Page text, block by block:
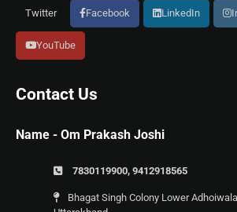
Twitter Facebook LinkedIn
YouTube
Contact Us
Name - Om Prakash Joshi
7830119900, 9412918565
Bhagat Singh Colony Lower